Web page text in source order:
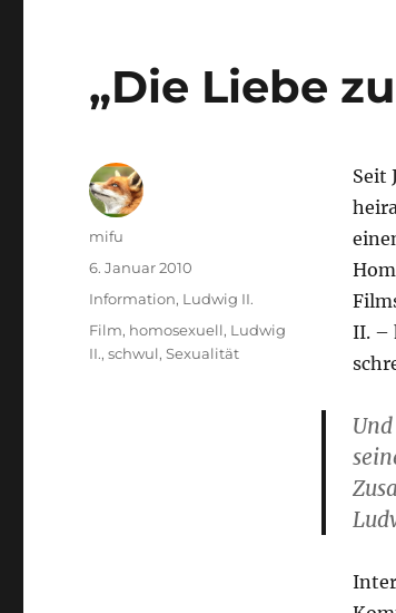
„Die Liebe
Seit
II. –
Autor
mifu
Veröffentlicht
am
6. Januar 2010
Kategorien
Information, Ludwig II.
Schlagwörter
Film, homosexuell, Ludwig
II.,schwul,Sexualität